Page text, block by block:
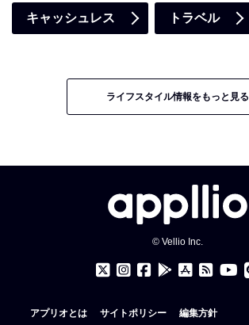
キャッシュレス トラベル
ライフスタイル情報をもっと見る
© Vellio Inc.
アプリオとは サイトポリシー 編集方針